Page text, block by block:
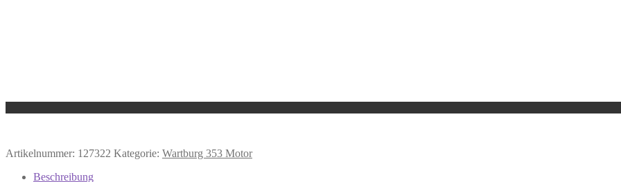
Artikelnummer: 127322 Kategorie: Wartburg 353 Motor
Beschreibung